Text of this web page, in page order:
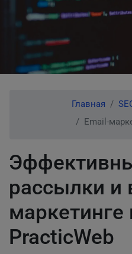
Главная
Email-
рассылки и
PracticWeb